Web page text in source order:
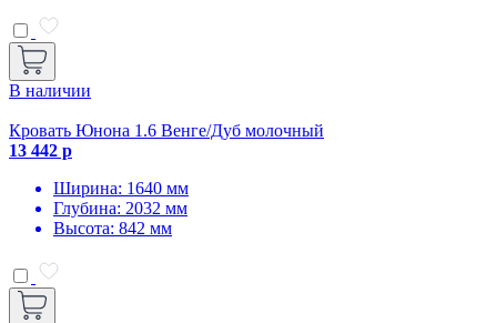
В наличии
Кровать Юнона 1.6 Венге/Дуб молочный
13 442 р
Ширина: 1640 мм
Глубина: 2032 мм
Высота: 842 мм